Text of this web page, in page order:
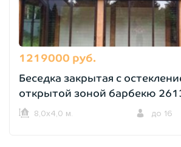
1219000 руб.
Беседка закрытая с
открытой зоной барбекю
8,0х4,0 м. до 16